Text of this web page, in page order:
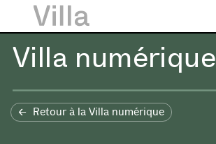
Villa numérique
Retour à la Villa numérique